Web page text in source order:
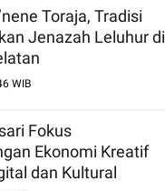
Toraja, Tradisi
Jenazah Leluhur di
WIB
Fokus
Ekonomi Kreatif
dan Kultural